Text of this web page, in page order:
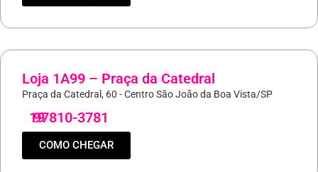
Loja 1A99 – Praça da Catedral
Praça da Catedral, 60 - Centro São João da Boa Vista/SP
19
97810-3781
COMO CHEGAR